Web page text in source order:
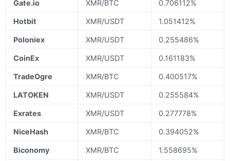
Gate.io XMR/BTC 0.706112%
Hotbit XMR/USDT 1.051412%
Poloniex XMR/USDT 0.255486%
CoinEx XMR/USDT 0.161183%
TradeOgre XMR/BTC 0.400517%
LATOKEN XMR/USDT 0.255584%
Exrates XMR/USDT 0.277778%
NiceHash XMR/BTC 0.394052%
Biconomy XMR/BTC 1.558695%